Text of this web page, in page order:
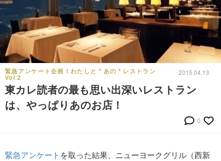
緊急アンケート企画！わたしと＂あの＂レストラン
Vol.2
2015.04.13
東カレ読者の最も思い出深いレストラン
は、やっぱりあのお店！
0
緊急アンケート を取った結果、ニューヨークグリル（西新